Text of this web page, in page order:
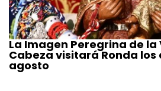
La Imagen Peregrina de la
Cabeza visitará Ronda los
agosto